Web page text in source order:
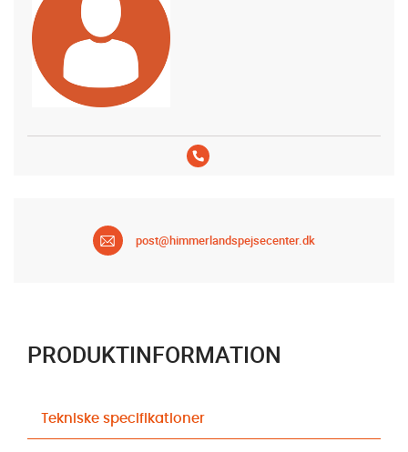
post@himmerlandspejsecenter.dk
PRODUKTINFORMATION
Tekniske specifikationer